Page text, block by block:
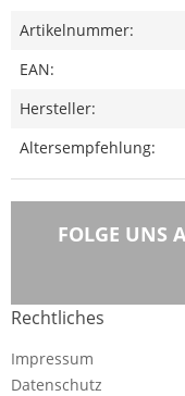
Artikelnummer:
EAN:
Hersteller:
Altersempfehlung:
FOLGE UNS
Rechtliches
Impressum
Datenschutz